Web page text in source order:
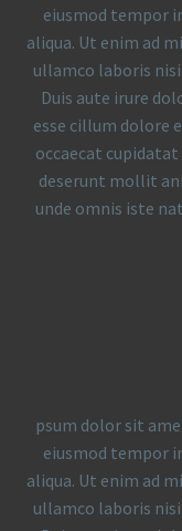
eiusmod tempor
aliqua. Ut enim ad
ullamco laboris
Duis aute irure
esse cillum dolore
occaecat
deserunt mollit
unde omnis iste
psum dolor sit
eiusmod tempor
aliqua. Ut enim ad
ullamco laboris